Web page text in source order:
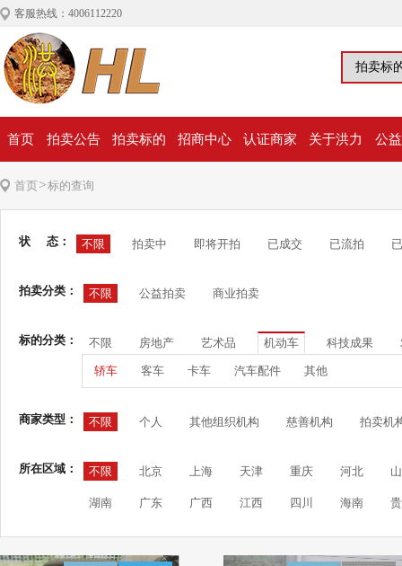
客服热线：4006112220
首页 拍卖公告 拍卖标的 招商中心 认证商家 关于洪力 公
首页>标的查询
状 态： 不限 拍卖中 即将开拍 已成交 已流拍
拍卖分类： 不限 公益拍卖 商业拍卖
标的分类： 不限 房地产 艺术品 机动车 科技成果
轿车 客车 卡车 汽车配件 其他
商家类型： 不限 个人 其他组织机构 慈善机构 拍卖机
所在区域： 不限 北京 上海 天津 重庆 河北
湖南 广东 广西 江西 四川 海南